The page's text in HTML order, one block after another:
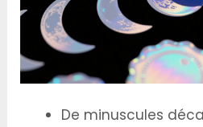
De minuscules